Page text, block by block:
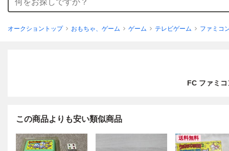
オークショントップ おもちゃ、ゲーム ゲーム テレビゲーム ファミコ
FC ファミ
この商品よりも安い類似商品
送料無料